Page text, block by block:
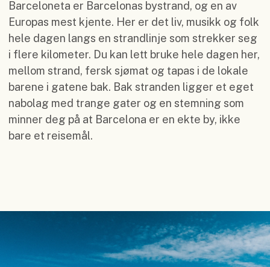
Barceloneta er Barcelonas bystrand, og en av
Europas mest kjente. Her er det liv, musikk og folk
hele dagen langs en strandlinje som strekker seg
i flere kilometer. Du kan lett bruke hele dagen her,
mellom strand, fersk sjømat og tapas i de lokale
barene i gatene bak. Bak stranden ligger et eget
nabolag med trange gater og en stemning som
minner deg på at Barcelona er en ekte by, ikke
bare et reisemål.